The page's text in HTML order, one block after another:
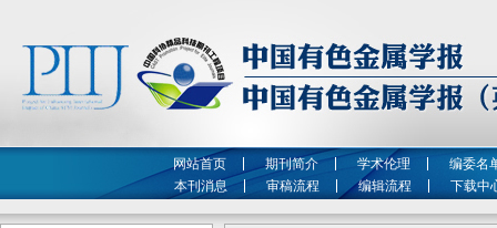
网站首页 期刊简介 学术伦理
编委名
本刊消息
审稿流程 编辑流程 下载中